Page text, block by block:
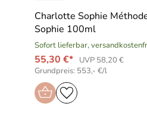
Charlotte Sophie
Sophie 100ml
Sofort lieferbar,
55,30 €*
UVP 58,20 €
Grundpreis: 553,- €/l